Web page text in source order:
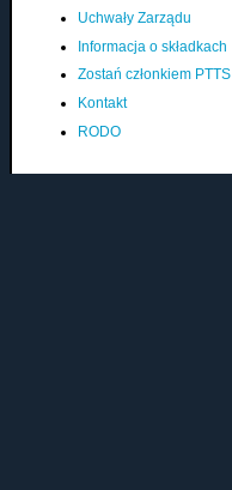
Uchwały Zarządu
Informacja o składkach
Zostań członkiem PTTS
Kontakt
RODO